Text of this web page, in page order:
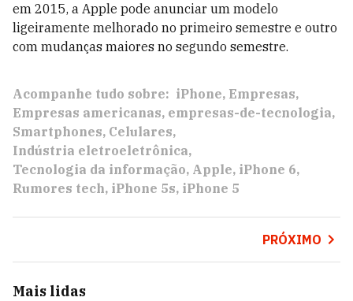
em 2015, a Apple pode anunciar um modelo
ligeiramente melhorado no primeiro semestre e outro
com mudanças maiores no segundo semestre.
Acompanhe tudo sobre: iPhone Empresas
Empresas americanas empresas-de-tecnologia
Smartphones Celulares
Indústria eletroeletrônica
Tecnologia da informação Apple iPhone 6
Rumores tech iPhone 5s iPhone 5
PRÓXIMO
Mais lidas